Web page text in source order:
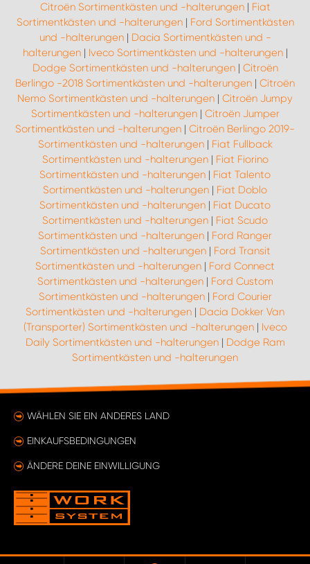
Citroën Sortimentkästen und -halterungen| Fiat
Sortimentkästen und -halterungen| Ford Sortimentkästen
und -halterungen| Dacia Sortimentkästen und -
halterungen| Iveco Sortimentkästen und -halterungen|
Dodge Sortimentkästen und -halterungen| Citroën
Berlingo -2018 Sortimentkästen und -halterungen | Citroën
Nemo Sortimentkästen und -halterungen | Citroën Jumpy
Sortimentkästen und -halterungen| Citroën Jumper
Sortimentkästen und -halterungen | Citroën Berlingo 2019-
Sortimentkästen und -halterungen| Fiat Fullback
Sortimentkästen und -halterungen| Fiat Fiorino
Sortimentkästen und -halterungen | Fiat Talento
Sortimentkästen und -halterungen | Fiat Doblo
Sortimentkästen und -halterungen | Fiat Ducato
Sortimentkästen und -halterungen | Fiat Scudo
Sortimentkästen und -halterungen | Ford Ranger
Sortimentkästen und -halterungen| Ford Transit
Sortimentkästen und -halterungen | Ford Connect
Sortimentkästen und -halterungen| Ford Custom
Sortimentkästen und -halterungen| Ford Courier
Sortimentkästen und -halterungen | Dacia Dokker Van
(Transporter) Sortimentkästen und -halterungen| Iveco
Daily Sortimentkästen und -halterungen| Dodge Ram
Sortimentkästen und -halterungen
WÄHLEN SIE EIN ANDERES LAND
EINKAUFSBEDINGUNGEN
ÄNDERE DEINE EINWILLIGUNG